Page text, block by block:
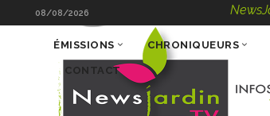
08/08/2026
ÉMISSIONS CHRONIQUEURS
CONTACT